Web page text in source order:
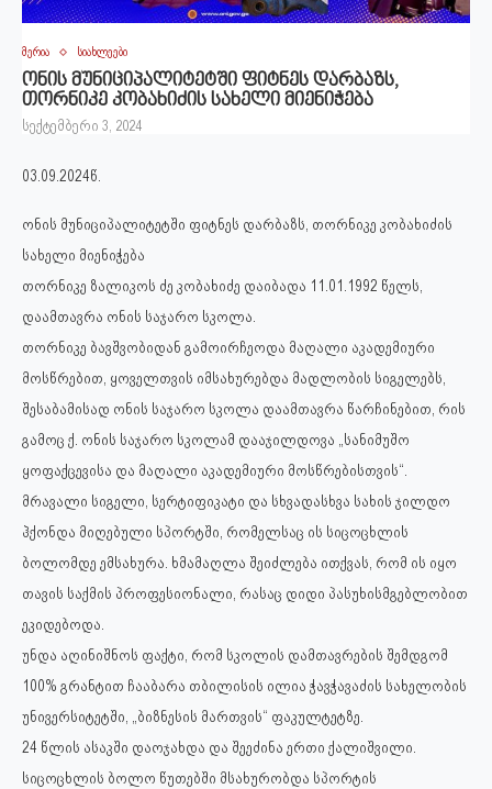
მერია სიახლეები
ონის მუნიციპალიტეტში ფიტნეს დარბაზს,
თორნიკე კობახიძის სახელი მიენიჭება
სექტემბერი 3, 2024
03.09.2024წ.
ონის მუნიციპალიტეტში ფიტნეს დარბაზს, თორნიკე კობახიძის
სახელი მიენიჭება
თორნიკე ზალიკოს ძე კობახიძე დაიბადა 11.01.1992 წელს,
დაამთავრა ონის საჯარო სკოლა.
თორნიკე ბავშვობიდან გამოირჩეოდა მაღალი აკადემიური
მოსწრებით, ყოველთვის იმსახურებდა მადლობის სიგელებს,
შესაბამისად ონის საჯარო სკოლა დაამთავრა წარჩინებით, რის
გამოც ქ. ონის საჯარო სკოლამ დააჯილდოვა „სანიმუშო
ყოფაქცევისა და მაღალი აკადემიური მოსწრებისთვის“.
მრავალი სიგელი, სერტიფიკატი და სხვადასხვა სახის ჯილდო
ჰქონდა მიღებული სპორტში, რომელსაც ის სიცოცხლის
ბოლომდე ემსახურა. ხმამაღლა შეიძლება ითქვას, რომ ის იყო
თავის საქმის პროფესიონალი, რასაც დიდი პასუხისმგებლობით
ეკიდებოდა.
უნდა აღინიშნოს ფაქტი, რომ სკოლის დამთავრების შემდგომ
100% გრანტით ჩააბარა თბილისის ილია ჭავჭავაძის სახელობის
უნივერსიტეტში, „ბიზნესის მართვის“ ფაკულტეტზე.
24 წლის ასაკში დაოჯახდა და შეეძინა ერთი ქალიშვილი.
სიცოცხლის ბოლო წუთებში მსახურობდა სპორტის